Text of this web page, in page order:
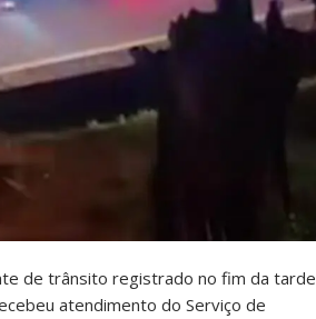
de trânsito registrado no fim da tarde
atendimento do Serviço de